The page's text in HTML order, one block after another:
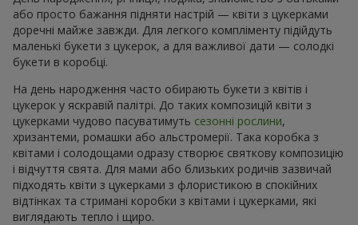
або просто бажання підняти настрій — квіти з цукерками
доречні майже завжди. Для легкого компліменту підійдуть
маленькі букети з цукерок, а для важливої дати — солодкі
букети в коробці.
На день народження часто обирають букети з квітів і
цукерок у яскравій палітрі. До таких композицій квіти з
цукерками чудово пасуватимуть сезонні рослини,
хризантеми, ромашки або альстромерії. Така коробка з
квітами і солодощами одразу створює святкову композицію
і відчуття свята. Для мами або близьких родичів зазвичай
підходять квіти з цукерками з флористикою в спокійних
відтінках та стримані коробки з квітами і цукерками, які
виглядають тепло і щиро.